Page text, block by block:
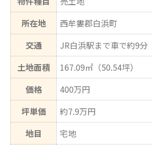
所在地
西牟婁郡白浜町
交通
JR白浜駅まで車で約9分
土地面積
167.09㎡（50.54坪）
価格
400万円
坪単価
約7.9万円
地目
宅地